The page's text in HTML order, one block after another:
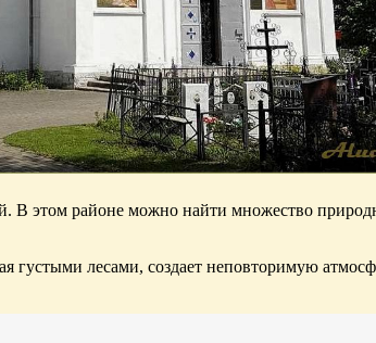
В этом районе можно найти множество
густыми лесами, создает неповторимую